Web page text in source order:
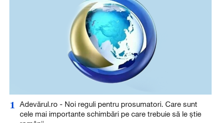
1
Adevărul.ro - Noi reguli pentru prosumatori. Care sunt
cele mai importante schimbări pe care trebuie să le știe